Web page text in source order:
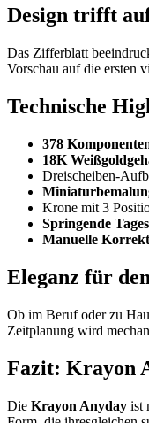
Design trifft
Das Zifferblatt
Vorschau auf die ersten
Technische
378
18K
Dreischeiben-
Krone mit 3
Springende
Manuelle
Eleganz für
Ob im Beruf oder zu
Zeitplanung wird
Fazit: Krayon
Die Krayon Anyday ist